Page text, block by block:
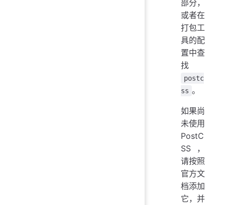
部分，
或者在
打包工
具的配
置中查
找
postc
ss 。
如果尚
未使用
PostC
SS，
请按照
官方文
档添加
它，并